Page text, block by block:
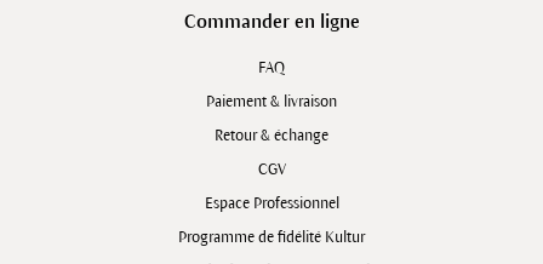
Commander en ligne
FAQ
Paiement & livraison
Retour & échange
CGV
Espace Professionnel
Programme de fidélité Kultur